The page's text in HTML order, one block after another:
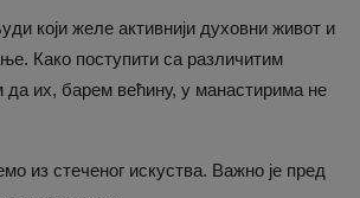
који желе активнији духовни живот и
Како поступити са различитим
их, барем већину, у манастирима не
из стеченог искуства. Важно је пред